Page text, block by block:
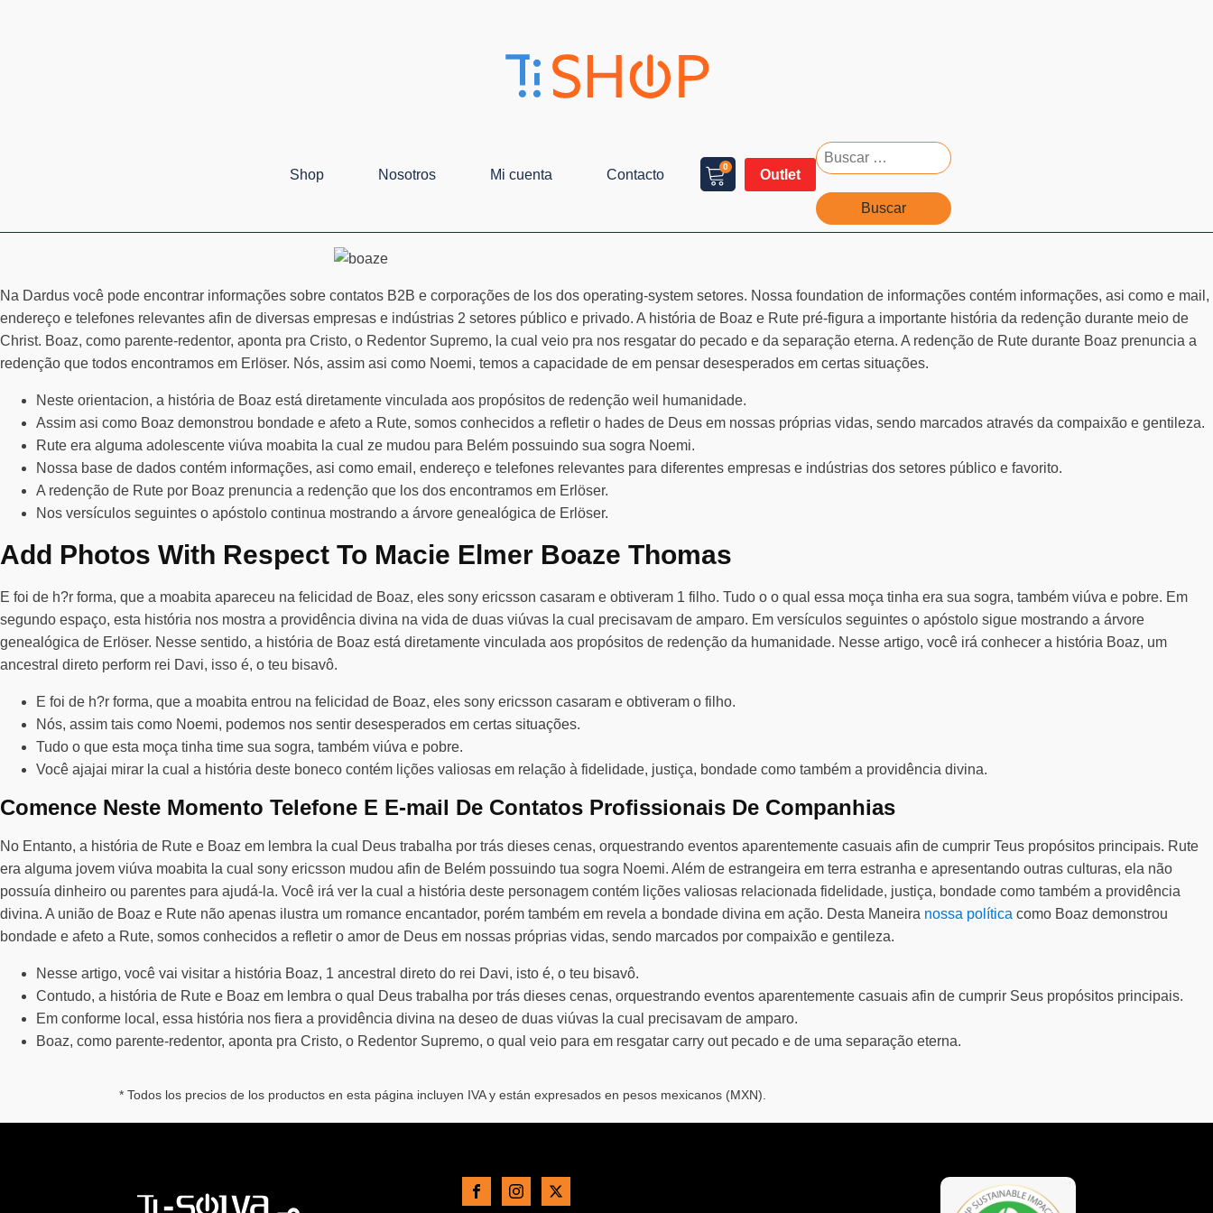
Shop Nosotros Mi cuenta Contacto
0
Outlet
Na Dardus você pode encontrar informações sobre contatos B2B e corporações de los dos operating-system setores. Nossa foundation de informações contém informações, asi como e mail,
endereço e telefones relevantes afin de diversas empresas e indústrias 2 setores público e privado. A história de Boaz e Rute pré-figura a importante história da redenção durante meio de
Christ. Boaz, como parente-redentor, aponta pra Cristo, o Redentor Supremo, la cual veio pra nos resgatar do pecado e da separação eterna. A redenção de Rute durante Boaz prenuncia a
redenção que todos encontramos em Erlöser. Nós, assim asi como Noemi, temos a capacidade de em pensar desesperados em certas situações.
Neste orientacion, a história de Boaz está diretamente vinculada aos propósitos de redenção weil humanidade.
Assim asi como Boaz demonstrou bondade e afeto a Rute, somos conhecidos a refletir o hades de Deus em nossas próprias vidas, sendo marcados através da compaixão e gentileza.
Rute era alguma adolescente viúva moabita la cual ze mudou para Belém possuindo sua sogra Noemi.
Nossa base de dados contém informações, asi como email, endereço e telefones relevantes para diferentes empresas e indústrias dos setores público e favorito.
A redenção de Rute por Boaz prenuncia a redenção que los dos encontramos em Erlöser.
Nos versículos seguintes o apóstolo continua mostrando a árvore genealógica de Erlöser.
Add Photos With Respect To Macie Elmer Boaze Thomas
E foi de h?r forma, que a moabita apareceu na felicidad de Boaz, eles sony ericsson casaram e obtiveram 1 filho. Tudo o o qual essa moça tinha era sua sogra, também viúva e pobre. Em
segundo espaço, esta história nos mostra a providência divina na vida de duas viúvas la cual precisavam de amparo. Em versículos seguintes o apóstolo sigue mostrando a árvore
genealógica de Erlöser. Nesse sentido, a história de Boaz está diretamente vinculada aos propósitos de redenção da humanidade. Nesse artigo, você irá conhecer a história Boaz, um
ancestral direto perform rei Davi, isso é, o teu bisavô.
E foi de h?r forma, que a moabita entrou na felicidad de Boaz, eles sony ericsson casaram e obtiveram o filho.
Nós, assim tais como Noemi, podemos nos sentir desesperados em certas situações.
Tudo o que esta moça tinha time sua sogra, também viúva e pobre.
Você ajajai mirar la cual a história deste boneco contém lições valiosas em relação à fidelidade, justiça, bondade como também a providência divina.
Comence Neste Momento Telefone E E-mail De Contatos Profissionais De Companhias
No Entanto, a história de Rute e Boaz em lembra la cual Deus trabalha por trás dieses cenas, orquestrando eventos aparentemente casuais afin de cumprir Teus propósitos principais. Rute
era alguma jovem viúva moabita la cual sony ericsson mudou afin de Belém possuindo tua sogra Noemi. Além de estrangeira em terra estranha e apresentando outras culturas, ela não
possuía dinheiro ou parentes para ajudá-la. Você irá ver la cual a história deste personagem contém lições valiosas relacionada fidelidade, justiça, bondade como também a providência
divina. A união de Boaz e Rute não apenas ilustra um romance encantador, porém também em revela a bondade divina em ação. Desta Maneira nossa política como Boaz demonstrou
bondade e afeto a Rute, somos conhecidos a refletir o amor de Deus em nossas próprias vidas, sendo marcados por compaixão e gentileza.
Nesse artigo, você vai visitar a história Boaz, 1 ancestral direto do rei Davi, isto é, o teu bisavô.
Contudo, a história de Rute e Boaz em lembra o qual Deus trabalha por trás dieses cenas, orquestrando eventos aparentemente casuais afin de cumprir Seus propósitos principais.
Em conforme local, essa história nos fiera a providência divina na deseo de duas viúvas la cual precisavam de amparo.
Boaz, como parente-redentor, aponta pra Cristo, o Redentor Supremo, o qual veio para em resgatar carry out pecado e de uma separação eterna.
* Todos los precios de los productos en esta página incluyen IVA y están expresados en pesos mexicanos (MXN).